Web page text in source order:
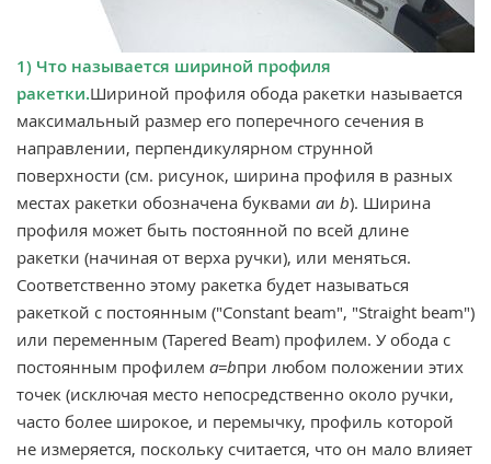
1) Что называется шириной профиля
ракетки.Шириной профиля обода ракетки называется
максимальный размер его поперечного сечения в
направлении, перпендикулярном струнной
поверхности (см. рисунок, ширина профиля в разных
местах ракетки обозначена буквами aи b). Ширина
профиля может быть постоянной по всей длине
ракетки (начиная от верха ручки), или меняться.
Соответственно этому ракетка будет называться
ракеткой с постоянным ("Constant beam", "Straight beam")
или переменным (Tapered Beam) профилем. У обода с
постоянным профилем а=bпри любом положении этих
точек (исключая место непосредственно около ручки,
часто более широкое, и перемычку, профиль которой
не измеряется, поскольку считается, что он мало влияет